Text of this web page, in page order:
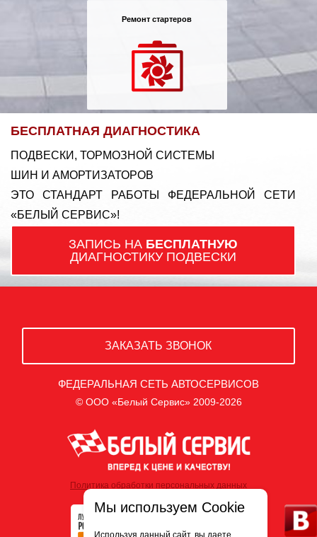
Ремонт стартеров
БЕСПЛАТНАЯ ДИАГНОСТИКА
ПОДВЕСКИ, ТОРМОЗНОЙ СИСТЕМЫ
ШИН И АМОРТИЗАТОРОВ
ЭТО СТАНДАРТ РАБОТЫ ФЕДЕРАЛЬНОЙ СЕТИ
«БЕЛЫЙ СЕРВИС»!
ЗАПИСЬ НА БЕСПЛАТНУЮ
ДИАГНОСТИКУ ПОДВЕСКИ
ЗАКАЗАТЬ ЗВОНОК
ФЕДЕРАЛЬНАЯ СЕТЬ АВТОСЕРВИСОВ
© ООО «Белый Сервис» 2009-2026
Политика обработки персональных данных
Мы используем Cookie
Используя данный сайт, вы даете